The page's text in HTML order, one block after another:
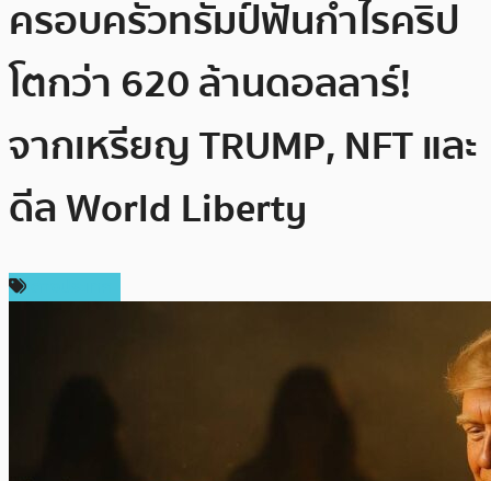
ครอบครัวทรัมป์ฟันกำไรคริป
โตกว่า 620 ล้านดอลลาร์!
จากเหรียญ TRUMP, NFT และ
ดีล World Liberty